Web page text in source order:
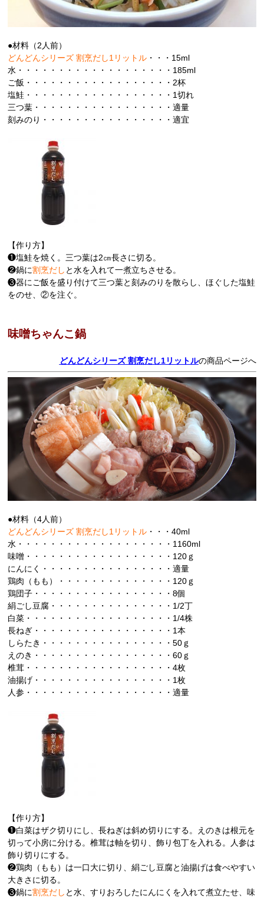
●材料（2人前）
どんどんシリーズ 割烹だし1リットル ・・・15ml
水・・・・・・・・・・・・・・・・・・・185ml
ご飯・・・・・・・・・・・・・・・・・・2杯
塩鮭・・・・・・・・・・・・・・・・・・1切れ
三つ葉・・・・・・・・・・・・・・・・・適量
刻みのり・・・・・・・・・・・・・・・・適宜
【作り方】
❶塩鮭を焼く。三つ葉は2㎝長さに切る。
❷鍋に割烹だし と水を入れて一煮立ちさせる。
❸器にご飯を盛り付けて三つ葉と刻みのりを散らし、ほぐした塩鮭
をのせ、②を注ぐ。
味噌ちゃんこ鍋
どんどんシリーズ 割烹だし1リットルの商品ページへ
●材料（4人前）
どんどんシリーズ 割烹だし1リットル ・・・40ml
水・・・・・・・・・・・・・・・・・・・1160ml
味噌・・・・・・・・・・・・・・・・・・120ｇ
にんにく・・・・・・・・・・・・・・・・適量
鶏肉（もも）・・・・・・・・・・・・・・120ｇ
鶏団子・・・・・・・・・・・・・・・・・8個
絹ごし豆腐・・・・・・・・・・・・・・・1/2丁
白菜・・・・・・・・・・・・・・・・・・1/4株
長ねぎ・・・・・・・・・・・・・・・・・1本
しらたき・・・・・・・・・・・・・・・・50ｇ
えのき・・・・・・・・・・・・・・・・・60ｇ
椎茸・・・・・・・・・・・・・・・・・・4枚
油揚げ・・・・・・・・・・・・・・・・・1枚
人参・・・・・・・・・・・・・・・・・・適量
【作り方】
❶白菜はザク切りにし、長ねぎは斜め切りにする。えのきは根元を
切って小房に分ける。椎茸は軸を切り、飾り包丁を入れる。人参は
飾り切りにする。
❷鶏肉（もも）は一口大に切り、絹ごし豆腐と油揚げは食べやすい
大きさに切る。
❸鍋に割烹だし と水、すりおろしたにんにくを入れて煮立たせ、味